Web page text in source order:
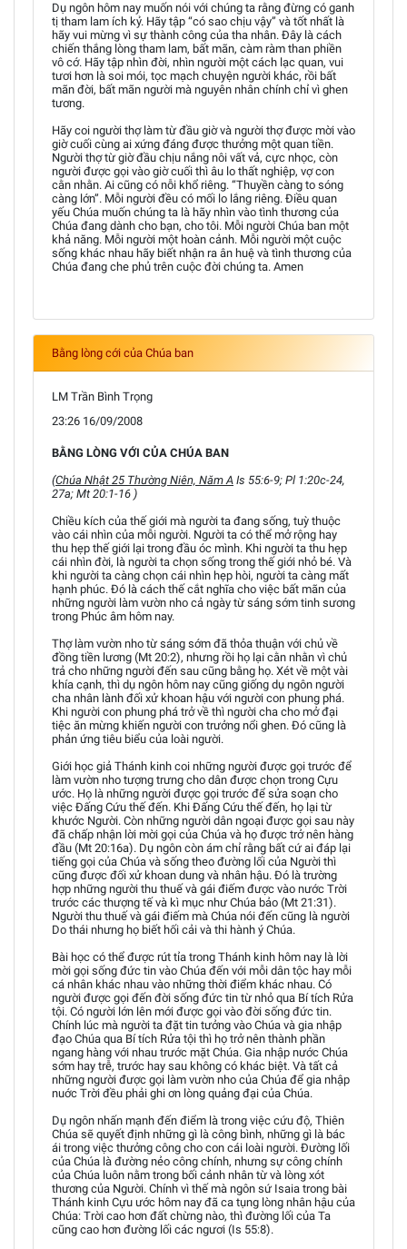
Dụ ngôn hôm nay muốn nói với chúng ta rằng đừng có ganh
tị tham lam ích kỷ. Hãy tập “có sao chịu vậy” và tốt nhất là
hãy vui mừng vì sự thành công của tha nhân. Đây là cách
chiến thắng lòng tham lam, bất mãn, càm ràm than phiền
vô cớ. Hãy tập nhìn đời, nhìn người một cách lạc quan, vui
tươi hơn là soi mói, tọc mạch chuyện người khác, rồi bất
mãn đời, bất mãn người mà nguyên nhân chính chỉ vì ghen
tương.
Hãy coi người thợ làm từ đầu giờ và người thợ được mời vào
giờ cuối cùng ai xứng đáng được thưởng một quan tiền.
Người thợ từ giờ đầu chịu nắng nôi vất vả, cực nhọc, còn
người được gọi vào giờ cuối thì âu lo thất nghiệp, vợ con
cằn nhằn. Ai cũng có nỗi khổ riêng. “Thuyền càng to sóng
càng lớn”. Mỗi người đều có mối lo lắng riêng. Điều quan
yếu Chúa muốn chúng ta là hãy nhìn vào tình thương của
Chúa đang dành cho bạn, cho tôi. Mỗi người Chúa ban một
khả năng. Mỗi người một hoàn cảnh. Mỗi người một cuộc
sống khác nhau hãy biết nhận ra ân huệ và tình thương của
Chúa đang che phủ trên cuộc đời chúng ta. Amen
Bằng lòng cới của Chúa ban
LM Trần Bình Trọng
23:26 16/09/2008
BẰNG LÒNG VỚI CỦA CHÚA BAN
(Chúa Nhật 25 Thường Niên, Năm A Is 55:6-9; Pl 1:20c-24,
27a; Mt 20:1-16 )
Chiều kích của thế giới mà người ta đang sống, tuỳ thuộc
vào cái nhìn của mỗi người. Người ta có thể mở rộng hay
thu hẹp thế giới lại trong đầu óc mình. Khi người ta thu hẹp
cái nhìn đời, là người ta chọn sống trong thế giới nhỏ bé. Và
khi người ta càng chọn cái nhìn hẹp hòi, người ta càng mất
hạnh phúc. Ðó là cách thế cắt nghĩa cho việc bất mãn của
những người làm vườn nho cả ngày từ sáng sớm tinh sương
trong Phúc âm hôm nay.
Thợ làm vườn nho từ sáng sớm đã thỏa thuận với chủ về
đồng tiền lương (Mt 20:2), nhưng rồi họ lại cằn nhằn vì chủ
trả cho những người đến sau cũng bằng họ. Xét về một vài
khía cạnh, thì dụ ngôn hôm nay cũng giống dụ ngôn người
cha nhân lành đối xử khoan hậu với người con phung phá.
Khi người con phung phá trở về thì người cha cho mở đại
tiệc ăn mừng khiến người con trưởng nổi ghen. Ðó cũng là
phản ứng tiêu biểu của loài người.
Giới học giả Thánh kinh coi những người được gọi trước để
làm vườn nho tượng trưng cho dân được chọn trong Cựu
ước. Họ là những người được gọi trước để sửa soạn cho
việc Ðấng Cứu thế đến. Khi Ðấng Cứu thế đến, họ lại từ
khước Người. Còn những người dân ngoại được gọi sau này
đã chấp nhận lời mời gọi của Chúa và họ được trở nên hàng
đầu (Mt 20:16a). Dụ ngôn còn ám chỉ rằng bất cứ ai đáp lại
tiếng gọi của Chúa và sống theo đường lối của Người thì
cũng được đối xử khoan dung và nhân hậu. Ðó là trường
hợp những người thu thuế và gái điếm được vào nước Trời
trước các thượng tế và kì mục như Chúa bảo (Mt 21:31).
Người thu thuế và gái điếm mà Chúa nói đến cũng là người
Do thái nhưng họ biết hối cải và thi hành ý Chúa.
Bài học có thể được rút tỉa trong Thánh kinh hôm nay là lời
mời gọi sống đức tin vào Chúa đến với mỗi dân tộc hay mỗi
cá nhân khác nhau vào những thời điểm khác nhau. Có
người được gọi đến đời sống đức tin từ nhỏ qua Bí tích Rửa
tội. Có người lớn lên mới được gọi vào đời sống đức tin.
Chính lúc mà người ta đặt tin tưởng vào Chúa và gia nhập
đạo Chúa qua Bí tích Rửa tội thì họ trở nên thành phần
ngang hàng với nhau trước mặt Chúa. Gia nhập nước Chúa
sớm hay trễ, trước hay sau không có khác biệt. Và tất cả
những người được gọi làm vườn nho của Chúa để gia nhập
nuớc Trời đều phải ghi ơn lòng quảng đại của Chúa.
Dụ ngôn nhấn mạnh đến điểm là trong việc cứu độ, Thiên
Chúa sẽ quyết định những gì là công bình, những gì là bác
ái trong việc thưởng công cho con cái loài người. Ðường lối
của Chúa là đường nẻo công chính, nhưng sự công chính
của Chúa luôn nằm trong bối cảnh nhân từ và lòng xót
thương của Người. Chính vì thế mà ngôn sứ Isaia trong bài
Thánh kinh Cựu ước hôm nay đã ca tụng lòng nhân hậu của
Chúa: Trời cao hơn đất chừng nào, thì đường lối của Ta
cũng cao hơn đường lối các ngươi (Is 55:8).